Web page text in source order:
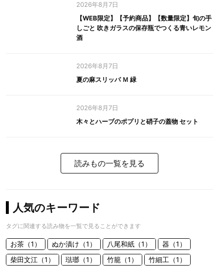
2026年8月7日
【WEB限定】【予約商品】【数量限定】旬の手
しごと 吹きガラスの保存瓶でつくる青いレモン
酒
2026年8月7日
夏の麻スリッパ Ｍ 緑
2026年8月7日
木々とハーブのポプリと硝子の蓋物 セット
読みもの一覧を見る
人気のキーワード
タグに関連する読み物を一覧で見ることができます
お茶（1） ぬか漬け（1） 八尾和紙（1）
器（1）
柴田文江（1）
琺瑯（1） 竹籠（1） 竹細工（1）